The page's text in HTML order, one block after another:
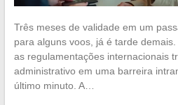
Três meses de validade em um
para alguns voos, já é tarde
as regulamentações internacionais
administrativo em uma barreira
último minuto. A…